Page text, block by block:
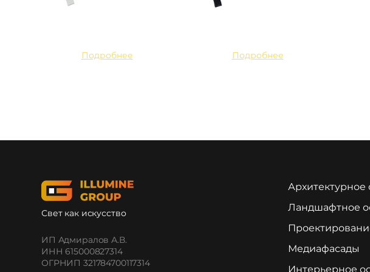
Подробнее Подробнее
Свет как искусство
ИП Адмиралов А.В.
ИНН 615000827314
ОГРНИП 321784700117314
Ландшафтное
Медиафасады
Интерьерное